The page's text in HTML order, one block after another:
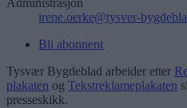
Administrasjon
irene.oerke@tysver-
Bli abonnent
Tysvær Bygdeblad arbeider etter
plakaten og Tekstreklameplakaten
presseskikk.